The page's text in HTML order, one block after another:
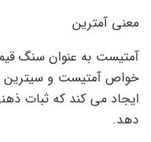
معنی آمترین
آمتیست به عنوان سنگ
خواص آمتیست و سیترین
ایجاد می کند که ثبات
دهد.